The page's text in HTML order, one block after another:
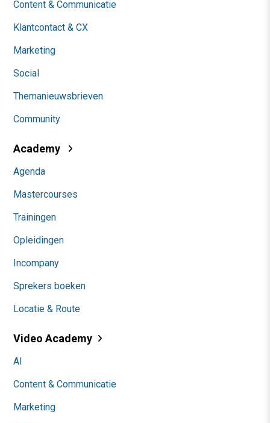
Content & Communicatie
Klantcontact & CX
Marketing
Social
Themanieuwsbrieven
Community
Academy
Agenda
Mastercourses
Trainingen
Opleidingen
Incompany
Sprekers boeken
Locatie & Route
Video Academy
AI
Content & Communicatie
Marketing